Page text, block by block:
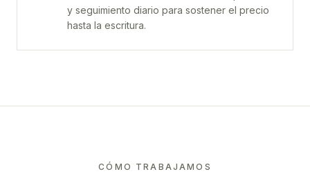
y seguimiento diario para sostener el precio
hasta la escritura.
CÓMO TRABAJAMOS